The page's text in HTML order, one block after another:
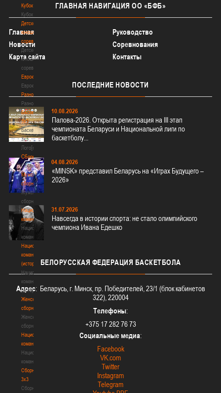
Кубок
Кубок
Детско-
юношеские
соревнования
Детско-
юношеские
соревнования
Еврокубки
Еврокубки
Разное
Разное
Баскетбол
3х3
Баскетбол
3х3
Лого[modid=121]
Сборные
Сборные
Мужские
сборные
Мужские
сборные
Национальная
команда
Национальная
команда
Национальная
команда
(история)
Национальная
команда
(история)
Женские
сборные
Женские
сборные
Национальная
команда
Национальная
команда
Сборные
3х3
Сборные
ГЛАВНАЯ НАВИГАЦИЯ ОО «БФБ»
Главная
Руководство
Новости
Соревнования
Карта сайта
Контакты
ПОСЛЕДНИЕ НОВОСТИ
10.08.2026
Палова-2026. Открыта регистрация на III этап
чемпионата Беларуси и Национальной лиги по
баскетболу...
04.08.2026
«MINSK» представил Беларусь на «Играх Будущего –
2026»
31.07.2026
Навсегда в истории спорта: не стало олимпийского
чемпиона Ивана Едешко
БЕЛОРУССКАЯ ФЕДЕРАЦИЯ БАСКЕТБОЛА
Адрес: Беларусь, г. Минск, пр. Победителей, 23/1 (блок кабинетов
322), 220004
Телефоны:
+375 17 282 76 73
Социальные медиа:
Facebook
VK.com
Twitter
Instagram
Telegram